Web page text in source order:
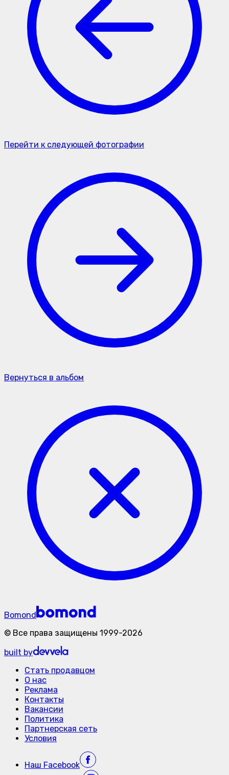
Перейти к следующей фотографии
Вернуться в альбом
Bomond
© Все права защищены 1999-2026
built by
Стать продавцом
О нас
Реклама
Контакты
Вакансии
Политика
Партнерская сеть
Условия
Наш Facebook